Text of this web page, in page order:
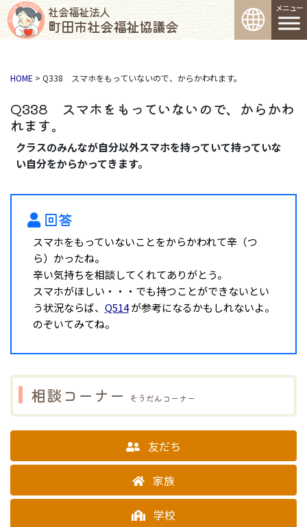
社会福祉法人
町田市社会福祉協議会
コンテンツへスキップ
メインナビゲーション
HOME > Q338 スマホをもっていないので、からかわれます。
Q338 スマホをもっていないので、からかわ
れます。
クラスのみんなが自分以外スマホを持っていて持っていな
い自分をからかってきます。
回答
スマホをもっていないことをからかわれて辛（つ
ら）かったね。
辛い気持ちを相談してくれてありがとう。
スマホがほしい・・・でも持つことができないとい
う状況ならば、 Q514が参考になるかもしれないよ。
のぞいてみてね。
相談コーナー そうだんコーナー
友だち
家族
学校